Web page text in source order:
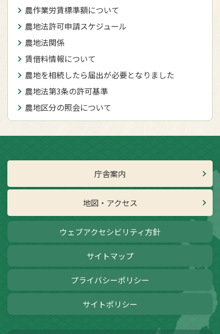
農作業労賃標準額について
農地法許可申請スケジュール
農地法関係
賃借料情報について
農地を相続したら届出が必要となりました
農地法第3条の許可基準
農地区分の照会について
庁舎案内
地図・アクセス
ウェブアクセシビリティ方針
サイトマップ
プライバシーポリシー
サイトポリシー